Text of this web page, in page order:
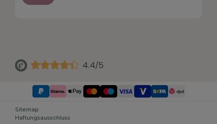
4.4/5
Sitemap
Haftungsausschluss